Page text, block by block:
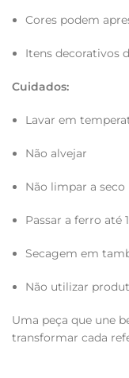
Cores podem
Itens decorativos
Cuidados:
Lavar em
Não alvejar
Não limpar a seco
Passar a ferro até
Secagem em
Não utilizar
Uma peça que une
transformar cada